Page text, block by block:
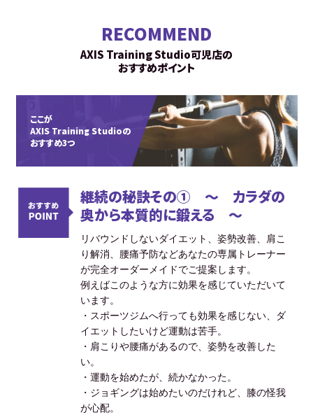
RECOMMEND
AXIS Training Studio可児店の
おすすめポイント
ここが
AXIS Training Studioの
おすすめ3つ
継続の秘訣その① ～ カラダの
奥から本質的に鍛える ～
リバウンドしないダイエット、姿勢改善、肩こ
り解消、腰痛予防などあなたの専属トレーナー
が完全オーダーメイドでご提案します。
例えばこのような方に効果を感じていただいて
います。
・スポーツジムへ行っても効果を感じない、ダ
イエットしたいけど運動は苦手。
・肩こりや腰痛があるので、姿勢を改善した
い。
・運動を始めたが、続かなかった。
・ジョギングは始めたいのだけれど、膝の怪我
が心配。